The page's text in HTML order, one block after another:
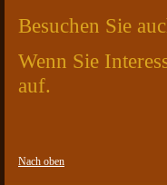
Besuchen Sie
Wenn Sie
auf.
Nach oben